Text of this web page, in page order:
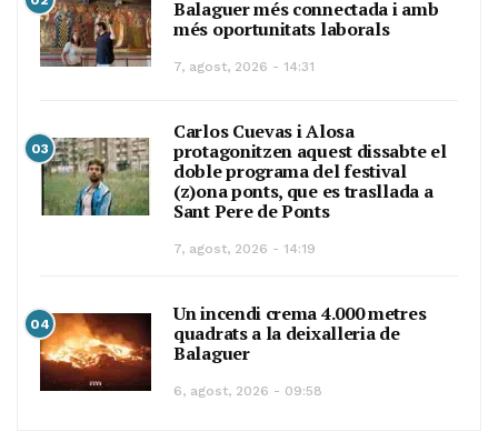
Balaguer més connectada i amb
més oportunitats laborals
7, agost, 2026 - 14:31
03
Carlos Cuevas i Alosa
protagonitzen aquest dissabte el
doble programa del festival
(z)ona ponts, que es trasllada a
Sant Pere de Ponts
7, agost, 2026 - 14:19
04
Un incendi crema 4.000 metres
quadrats a la deixalleria de
Balaguer
6, agost, 2026 - 09:58